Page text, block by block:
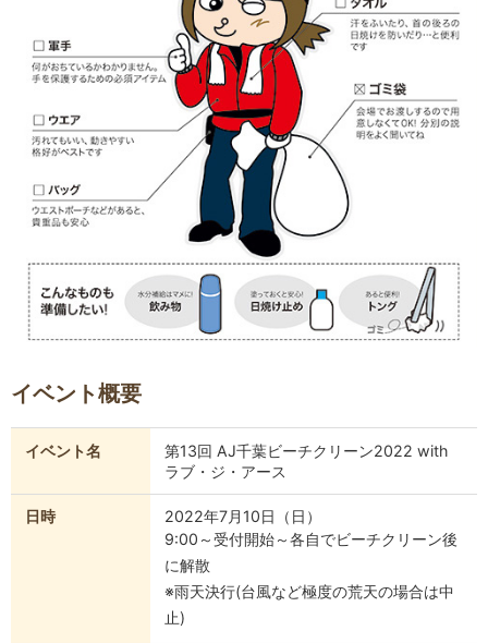
イベント概要
イベント名
第13回 AJ千葉ビーチクリーン2022 with
ラブ・ジ・アース
日時
2022年7月10日（日）
9:00～受付開始～各自でビーチクリーン後
に解散
※雨天決行(台風など極度の荒天の場合は中
止)